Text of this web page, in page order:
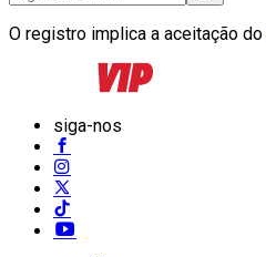
O registro implica a aceitação do
siga-nos